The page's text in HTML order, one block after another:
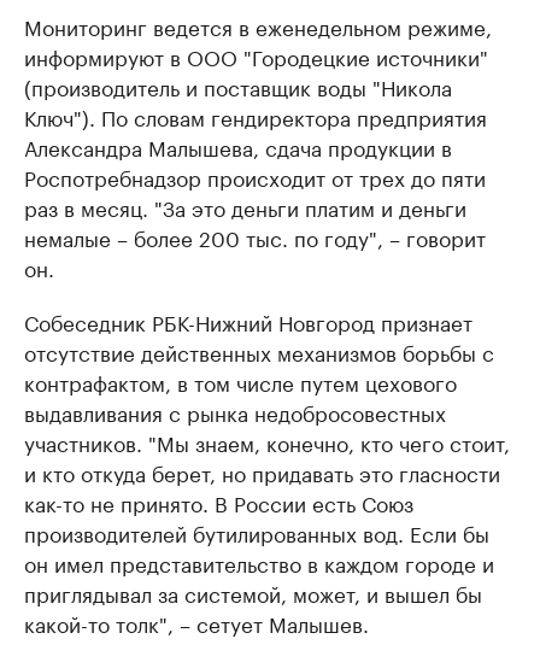
Мониторинг ведется в еженедельном режиме,
информируют в ООО "Городецкие источники"
(производитель и поставщик воды "Никола
Ключ"). По словам гендиректора предприятия
Александра Малышева, сдача продукции в
Роспотребнадзор происходит от трех до пяти
раз в месяц. "За это деньги платим и деньги
немалые – более 200 тыс. по году", – говорит
он.
Собеседник РБК-Нижний Новгород признает
отсутствие действенных механизмов борьбы с
контрафактом, в том числе путем цехового
выдавливания с рынка недобросовестных
участников. "Мы знаем, конечно, кто чего стоит,
и кто откуда берет, но придавать это гласности
как-то не принято. В России есть Союз
производителей бутилированных вод. Если бы
он имел представительство в каждом городе и
приглядывал за системой, может, и вышел бы
какой-то толк", – сетует Малышев.